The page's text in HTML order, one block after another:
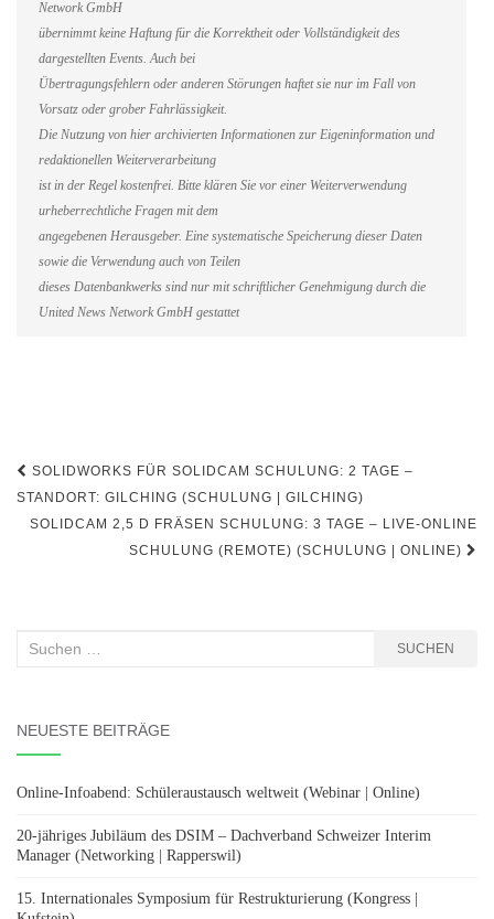
Network GmbH
übernimmt keine Haftung für die Korrektheit oder Vollständigkeit des
dargestellten Events. Auch bei
Übertragungsfehlern oder anderen Störungen haftet sie nur im Fall von
Vorsatz oder grober Fahrlässigkeit.
Die Nutzung von hier archivierten Informationen zur Eigeninformation und
redaktionellen Weiterverarbeitung
ist in der Regel kostenfrei. Bitte klären Sie vor einer Weiterverwendung
urheberrechtliche Fragen mit dem
angegebenen Herausgeber. Eine systematische Speicherung dieser Daten
sowie die Verwendung auch von Teilen
dieses Datenbankwerks sind nur mit schriftlicher Genehmigung durch die
United News Network GmbH gestattet
Beitragsnavigation
SOLIDWORKS FÜR SOLIDCAM SCHULUNG: 2 TAGE –
STANDORT: GILCHING (SCHULUNG | GILCHING)
SOLIDCAM 2,5 D FRÄSEN SCHULUNG: 3 TAGE – LIVE-ONLINE
SCHULUNG (REMOTE) (SCHULUNG | ONLINE)
Suchen
SUCHEN
NEUESTE BEITRÄGE
Online-Infoabend: Schüleraustausch weltweit (Webinar | Online)
20-jähriges Jubiläum des DSIM – Dachverband Schweizer Interim
Manager (Networking | Rapperswil)
15. Internationales Symposium für Restrukturierung (Kongress |